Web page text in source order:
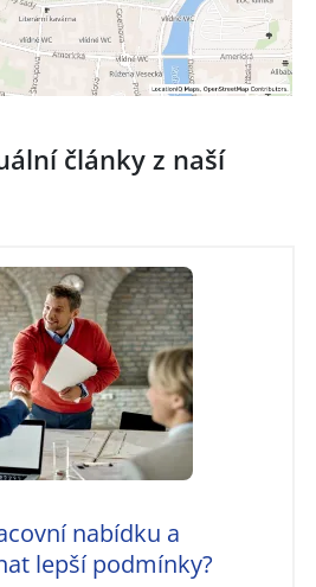
články z naší
nabídku a
lepší podmínky?